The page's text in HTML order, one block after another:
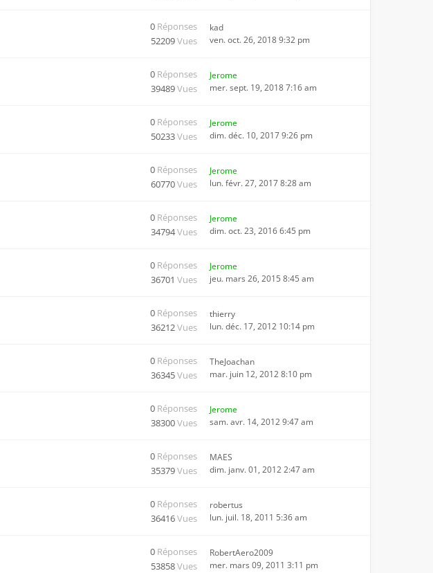
0 Réponses
52209Vues
kad
ven. oct. 26, 2018 9:32 pm
0 Réponses
39489Vues
Jerome
mer. sept. 19, 2018 7:16 am
0 Réponses
50233Vues
Jerome
dim. déc. 10, 2017 9:26 pm
0 Réponses
60770Vues
Jerome
lun. févr. 27, 2017 8:28 am
0 Réponses
34794Vues
Jerome
dim. oct. 23, 2016 6:45 pm
0 Réponses
36701 Vues
Jerome
jeu. mars 26, 2015 8:45 am
0 Réponses
36212Vues
thierry
lun. déc. 17, 2012 10:14 pm
0 Réponses
36345Vues
TheJoachan
mar. juin 12, 2012 8:10 pm
0 Réponses
38300Vues
Jerome
sam. avr. 14, 2012 9:47 am
0 Réponses
35379Vues
MAES
dim. janv. 01, 2012 2:47 am
0 Réponses
36416Vues
robertus
lun. juil. 18, 2011 5:36 am
0 Réponses
53858Vues
RobertAero2009
mer. mars 09, 2011 3:11 pm